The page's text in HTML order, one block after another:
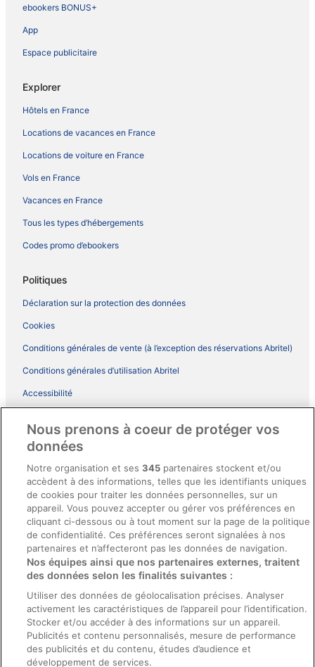
ebookers BONUS+
App
Espace publicitaire
Explorer
Hôtels en France
Locations de vacances en France
Locations de voiture en France
Vols en France
Vacances en France
Tous les types d’hébergements
Codes promo d’ebookers
Politiques
Déclaration sur la protection des données
Cookies
Conditions générales de vente (à l’exception des réservations Abritel)
Conditions générales d’utilisation Abritel
Accessibilité
Conditions générales du programme BONUS+ d’ebookers
Directives de contenu et signalement de contenus
Aide
Soutien
Annuler votre réservation d’hôtel ou de propriété de vacances
Échéances de remboursement
Utiliser un coupon ebookers
Nous prenons à coeur de protéger vos
données
Notre organisation et ses345 partenaires stockent et/ou
accèdent à des informations, telles que les identifiants uniques
de cookies pour traiter les données personnelles, sur un
appareil. Vous pouvez accepter ou gérer vos préférences en
cliquant ci-dessous ou à tout moment sur la page de la politique
de confidentialité. Ces préférences seront signalées à nos
partenaires et n’affecteront pas les données de navigation.
Nos équipes ainsi que nos partenaires externes, traitent
des données selon les finalités suivantes :
Utiliser des données de géolocalisation précises. Analyser
activement les caractéristiques de l’appareil pour l’identification.
Stocker et/ou accéder à des informations sur un appareil.
Publicités et contenu personnalisés, mesure de performance
des publicités et du contenu, études d’audience et
développement de services.